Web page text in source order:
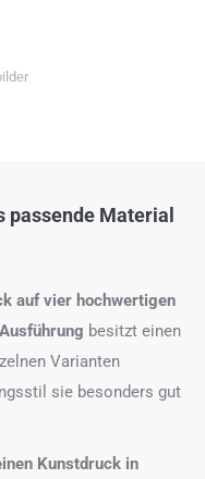
passende Material
auf vier hochwertigen
besitzt einen
Varianten
sie besonders gut
Kunstdruck in